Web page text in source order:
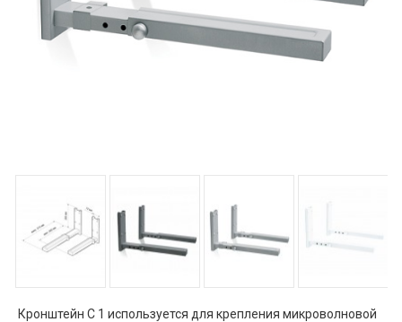
Кронштейн С 1 используется для крепления микроволновой